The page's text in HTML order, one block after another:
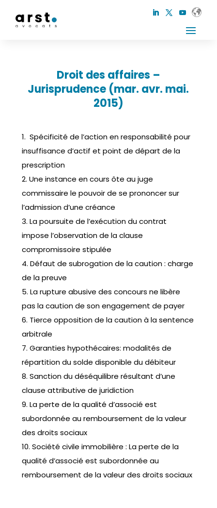
Droit des affaires –
Jurisprudence (mar. avr. mai.
2015)
1. Spécificité de l’action en responsabilité pour
insuffisance d’actif et point de départ de la
prescription
2. Une instance en cours ôte au juge
commissaire le pouvoir de se prononcer sur
l’admission d’une créance
3. La poursuite de l’exécution du contrat
impose l’observation de la clause
compromissoire stipulée
4. Défaut de subrogation de la caution : charge
de la preuve
5. La rupture abusive des concours ne libère
pas la caution de son engagement de payer
6. Tierce opposition de la caution à la sentence
arbitrale
7. Garanties hypothécaires: modalités de
répartition du solde disponible du débiteur
8. Sanction du déséquilibre résultant d’une
clause attributive de juridiction
9. La perte de la qualité d’associé est
subordonnée au remboursement de la valeur
des droits sociaux
10. Société civile immobilière : La perte de la
qualité d’associé est subordonnée au
remboursement de la valeur des droits sociaux